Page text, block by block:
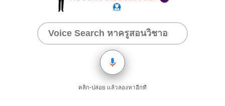
คลิก-ปล่อย แล้วลองหาอีกที